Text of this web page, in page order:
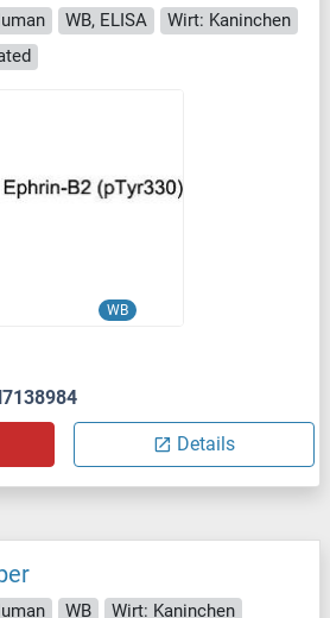
WB, ELISA
Wirt: Kaninchen
WB
Details
WB Wirt: Kaninchen